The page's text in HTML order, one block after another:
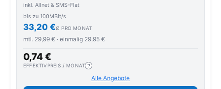
inkl. Allnet & SMS-Flat
bis zu 100MBit/s
33,20 €Ø PRO MONAT
mtl. 29,99 € · einmalig 29,95 €
0,74 €
EFFEKTIVPREIS / MONAT ?
Alle Angebote